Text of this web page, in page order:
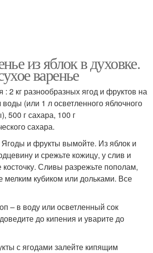
из яблок в духовке.
варенье
: 2 кг разнообразных ягод и фруктов на
(или 1 л осветленного яблочного
500 г сахара, 100 г
сахара.
и фрукты вымойте. Из яблок и
и срежьте кожицу, у слив и
косточку. Сливы разрежьте пополам,
мелким кубиком или дольками. Все
– в воду или осветленный сок
до кипения и уварите до
с ягодами залейте кипящим